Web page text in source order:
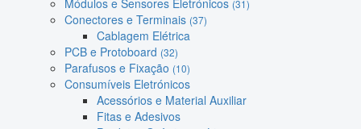
(31)
Conectores e Terminais (37)
Cablagem Elétrica
PCB e Protoboard (32)
Parafusos e Fixação (10)
Consumíveis Eletrónicos
Acessórios e Material Auxiliar
Fitas e Adesivos